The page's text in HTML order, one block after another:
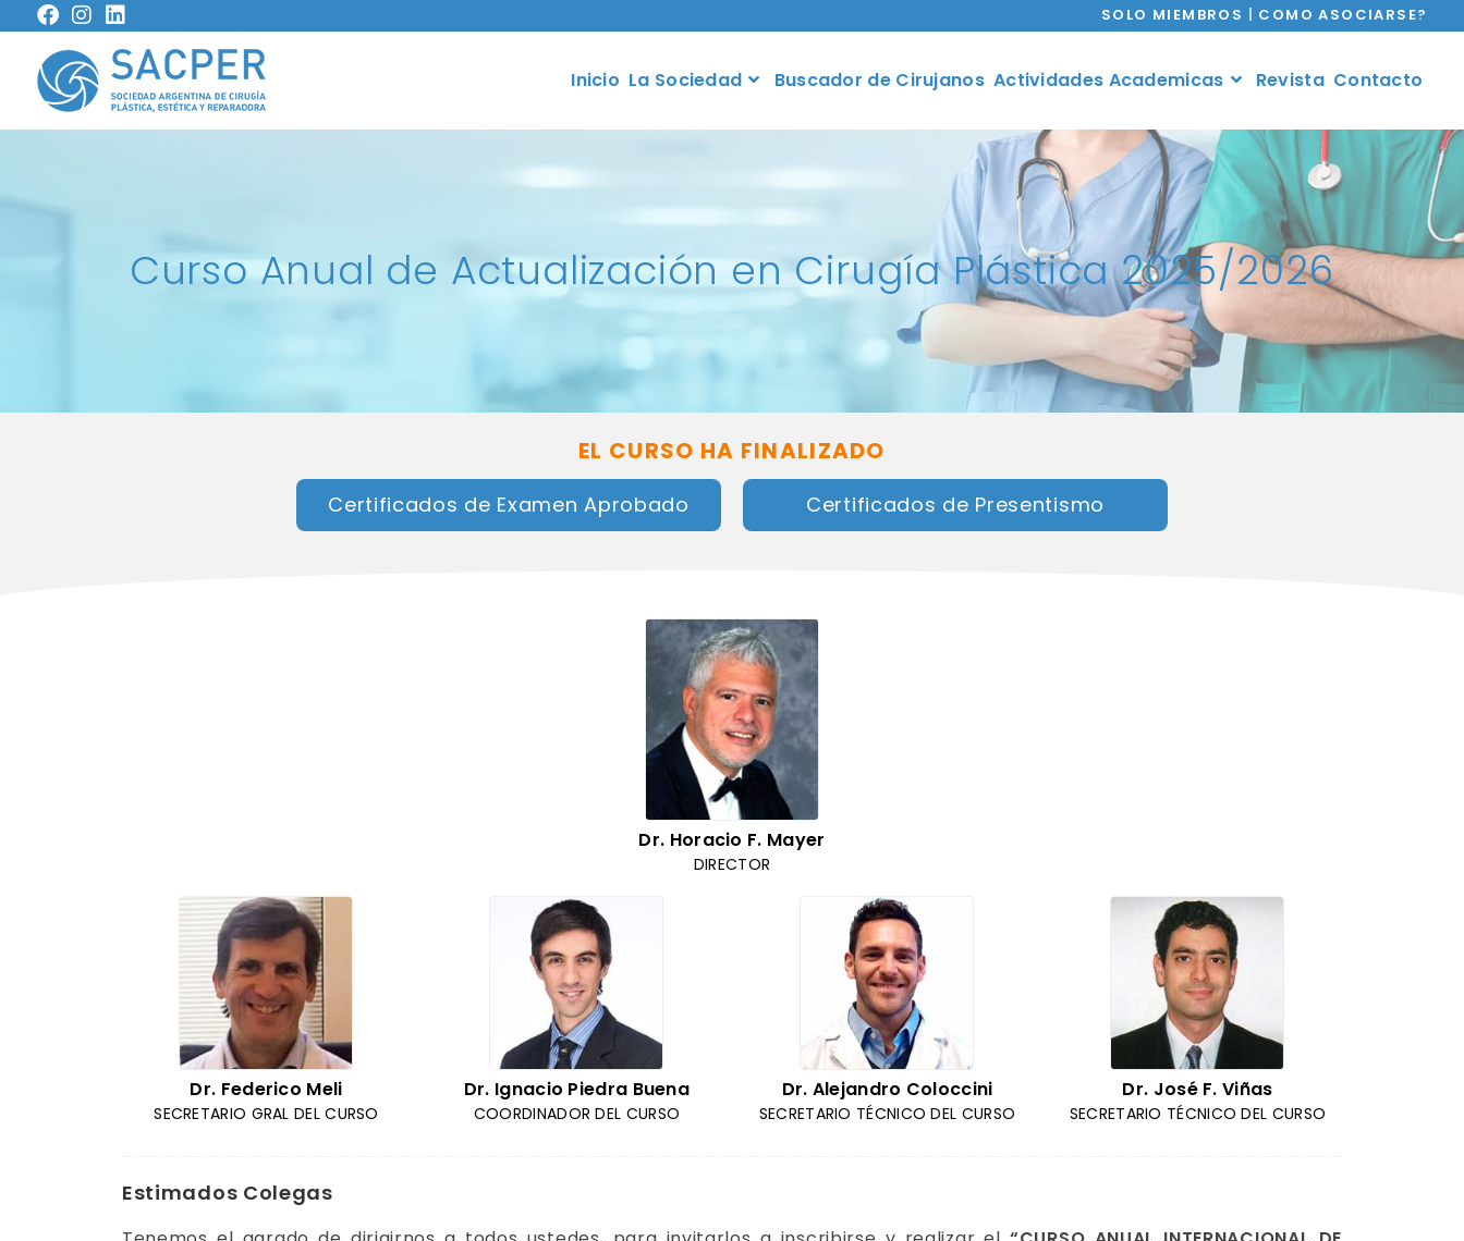
SOLO MIEMBROS | COMO ASOCIARSE?
Inicio La Sociedad Buscador de Cirujanos Actividades Academicas Revista Contacto
Curso Anual de Actualización en Cirugía Plástica 2025/2026
EL CURSO HA FINALIZADO
Certificados de Examen Aprobado Certificados de Presentismo
Dr. Horacio F. Mayer
DIRECTOR
Dr. Federico Meli
SECRETARIO GRAL DEL CURSO
Dr. Ignacio Piedra Buena
COORDINADOR DEL CURSO
Dr. Alejandro Coloccini
SECRETARIO TÉCNICO DEL CURSO
Dr. José F. Viñas
SECRETARIO TÉCNICO DEL CURSO
Estimados Colegas